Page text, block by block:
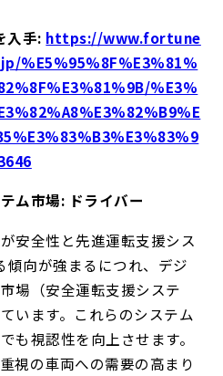
入手: https://www.fortune
%E5%95%8F%E3%81%
%E3%
ム市場: ドライバー
安全性と先進運転支援シス
傾向が強まるにつれ、デジ
場（安全運転支援システ
います。これらのシステム
も視認性を向上させます。
視の車両への需要の高まり